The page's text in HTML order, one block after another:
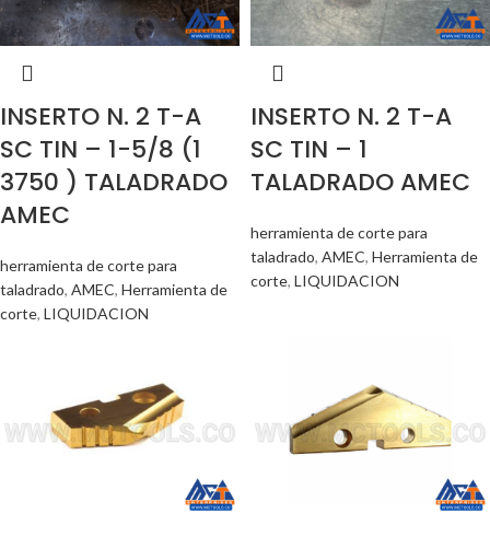
INSERTO N. 2 T-A
SC TIN – 1-5/8 (1
3750 ) TALADRADO
AMEC
herramienta de corte para
taladrado, AMEC, Herramienta de
corte, LIQUIDACION
INSERTO N. 2 T-A
SC TIN – 1
TALADRADO AMEC
herramienta de corte para
taladrado, AMEC, Herramienta de
corte, LIQUIDACION